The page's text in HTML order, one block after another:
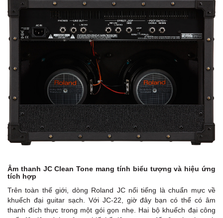
Âm thanh JC Clean Tone mang tính biểu tượng và hiệu ứng
tích hợp
Trên toàn thế giới, dòng Roland JC nổi tiếng là chuẩn mực về
khuếch đại guitar sạch. Với JC-22, giờ đây bạn có thể có âm
thanh đích thực trong một gói gọn nhẹ. Hai bộ khuếch đại công